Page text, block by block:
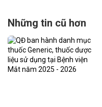
Những tin cũ hơn